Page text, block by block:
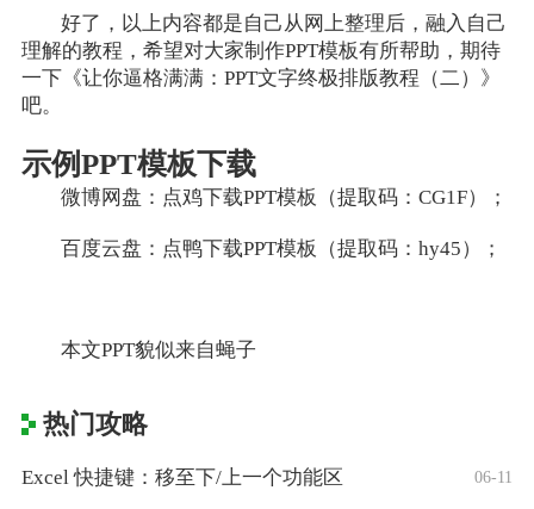
好了，以上内容都是自己从网上整理后，融入自己
理解的教程，希望对大家制作PPT模板有所帮助，期待
一下《让你逼格满满：PPT文字终极排版教程（二）》
吧。
示例PPT模板下载
微博网盘：点鸡下载PPT模板（提取码：CG1F）；
百度云盘：点鸭下载PPT模板（提取码：hy45）；
本文PPT貌似来自蝇子
热门攻略
Excel 快捷键：移至下/上一个功能区 06-11